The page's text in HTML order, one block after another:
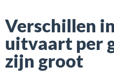
Verschillen
uitvaart per
zijn groot